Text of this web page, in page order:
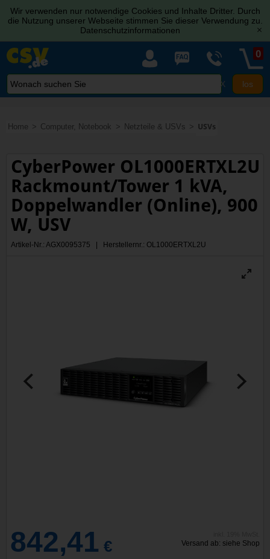
Wir verwenden nur notwendige Cookies und Inhalte Dritter. Durch
die Nutzung unserer Webseite stimmen Sie dieser Verwendung zu.
Datenschutzinformationen
[x]
X
0
Home Computer, Notebook Netzteile & USVs USVs
CyberPower OL1000ERTXL2U
Rackmount/Tower 1 kVA,
Doppelwandler (Online), 900
W, USV
Artikel-Nr.: AGX0095375 | Herstellernr.: OL1000ERTXL2U
842,41 € Versand ab: siehe Shop